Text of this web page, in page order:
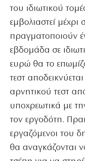
του ιδιωτικού
εμβολιαστεί
πραγματοποιούν
εβδομάδα σε
ευρώ θα το
τεστ
αρνητικού τεστ
υποχρεωτικά με
τον εργοδότη.
εργαζόμενοι του
θα αναγκάζονται